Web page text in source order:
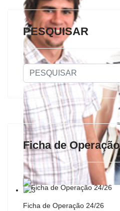
PESQUISAR
PESQUISAR
Ficha de Operação
Ficha de Operação 24/26